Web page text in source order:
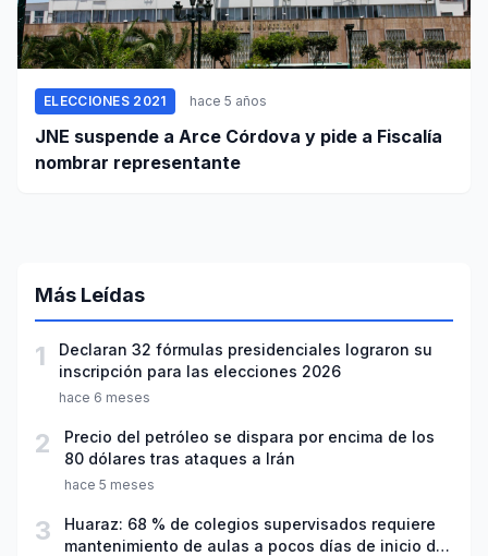
ELECCIONES 2021 hace 5 años
JNE suspende a Arce Córdova y pide a Fiscalía
nombrar representante
Más Leídas
1
Declaran 32 fórmulas presidenciales lograron su
inscripción para las elecciones 2026
hace 6 meses
2
Precio del petróleo se dispara por encima de los
80 dólares tras ataques a Irán
hace 5 meses
3
Huaraz: 68 % de colegios supervisados requiere
mantenimiento de aulas a pocos días de inicio del